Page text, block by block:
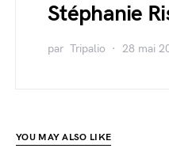
Stéphanie
par Tripalio 28 mai
YOU MAY ALSO LIKE